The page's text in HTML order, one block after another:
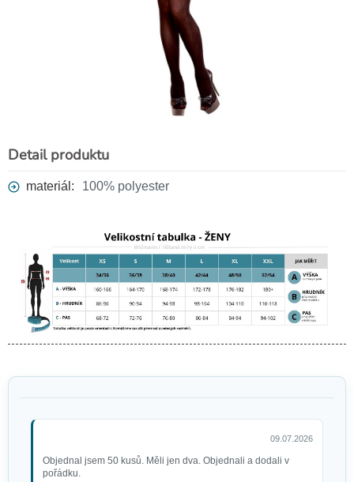
Síťované punčochy s krajkou,
jemný vzor
259 Kč
Stará pirátská šavle 48 cm
69 Kč
Detail produktu
materiál: 100% polyester
09.07.2026
Objednal jsem 50 kusů. Měli jen dva. Objednali a dodali v
pořádku.